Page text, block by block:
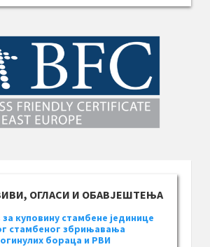
ОГЛАСИ И ОБАВЈЕШТЕЊА
куповину стамбене јединице
стамбеног збрињавања
бораца и РВИ